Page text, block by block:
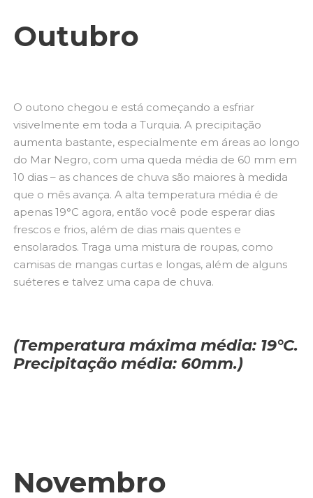
Outubro
O outono chegou e está começando a esfriar
visivelmente em toda a Turquia. A precipitação
aumenta bastante, especialmente em áreas ao longo
do Mar Negro, com uma queda média de 60 mm em
10 dias – as chances de chuva são maiores à medida
que o mês avança. A alta temperatura média é de
apenas 19°C agora, então você pode esperar dias
frescos e frios, além de dias mais quentes e
ensolarados. Traga uma mistura de roupas, como
camisas de mangas curtas e longas, além de alguns
suéteres e talvez uma capa de chuva.
(Temperatura máxima média: 19°C.
Precipitação média: 60mm.)
Novembro